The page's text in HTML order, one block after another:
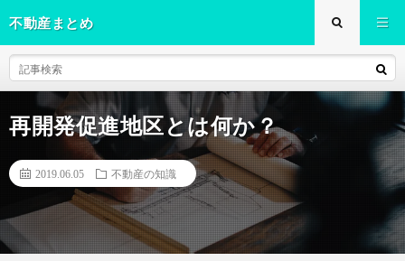
不動産まとめ
再開発促進地区とは何か？
2019.06.05 不動産の知識